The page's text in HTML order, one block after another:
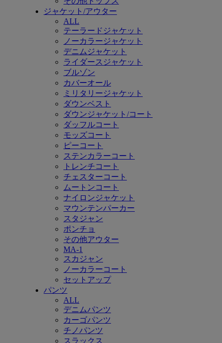
ジャケット/アウター
ALL
テーラードジャケット
ノーカラージャケット
デニムジャケット
ライダースジャケット
ブルゾン
カバーオール
ミリタリージャケット
ダウンベスト
ダウンジャケット/コート
ダッフルコート
モッズコート
ピーコート
ステンカラーコート
トレンチコート
チェスターコート
ムートンコート
ナイロンジャケット
マウンテンパーカー
スタジャン
ポンチョ
その他アウター
MA-1
スカジャン
ノーカラーコート
セットアップ
パンツ
ALL
デニムパンツ
カーゴパンツ
チノパンツ
スラックス